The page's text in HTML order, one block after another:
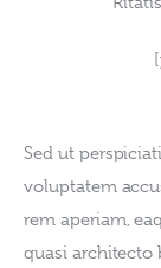
Sed ut
voluptatem
rem aperiam,
quasi architecto